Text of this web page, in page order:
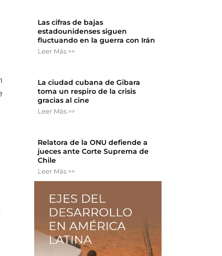
Las cifras de bajas
estadounidenses siguen
fluctuando en la guerra con Irán
Leer Más >>
La ciudad cubana de Gibara
toma un respiro de la crisis
gracias al cine
Leer Más >>
Relatora de la ONU defiende a
jueces ante Corte Suprema de
Chile
Leer Más >>